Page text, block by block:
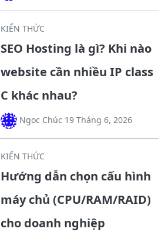
KIẾN THỨC
SEO Hosting là gì? Khi nào
website cần nhiều IP class
C khác nhau?
Ngọc Chúc 19 Tháng 6, 2026
KIẾN THỨC
Hướng dẫn chọn cấu hình
máy chủ (CPU/RAM/RAID)
cho doanh nghiệp